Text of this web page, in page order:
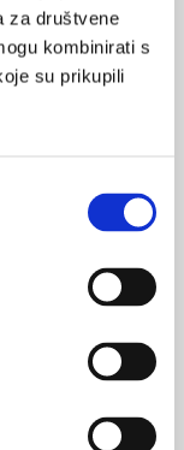
za društvene
kombinirati s
su prikupili
žene s
šest tjedana
mogu biti
biti štetne.
o
predstojnica
u kojemu će se,
moći